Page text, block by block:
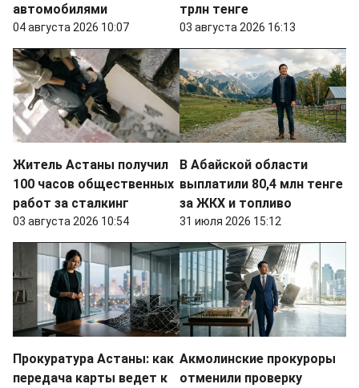
автомобилями
04 августа 2026 10:07
трлн тенге
03 августа 2026 16:13
Житель Астаны получил
100 часов общественных
работ за сталкинг
03 августа 2026 10:54
В Абайской области
выплатили 80,4 млн тенге
за ЖКХ и топливо
31 июля 2026 15:12
Прокуратура Астаны: как
передача карты ведет к
Акмолинские прокуроры
отменили проверку